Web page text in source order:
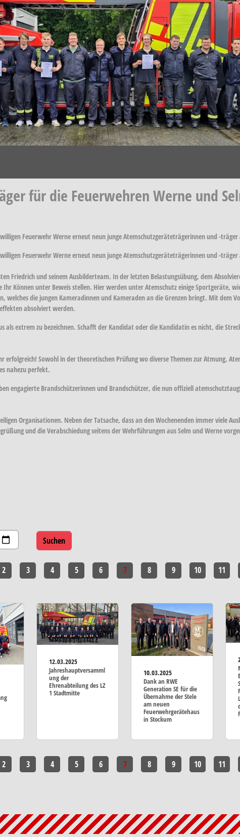
für die Feuerwehren Werne und
Feuerwehr Werne erneut neun junge Atemschutzgeräteträgerinnen und -
Feuerwehr Werne erneut neun junge Atemschutzgeräteträgerinnen und -träger
Friedrich und seinem Ausbilderteam. In der letzten Belastungsübung, dem
Können unter Beweis stellen. Hier werden unter Atemschutz einige Sportgeräte,
welches die jungen Kameradinnen und Kameraden an die Grenzen bringt. Mit dem
absolviert werden.
als extrem zu bezeichnen. Schafft der Kandidat oder die Kandidatin es nicht, die
erfolgreich! Sowohl in der theoretischen Prüfung wo diverse Themen zur Atmung,
nahezu perfekt.
engagierte Brandschützerinnen und Brandschützer, die nun offiziell
Organisationen. Neben der Tatsache, dass an den Wochenenden immer viele
und die Verabschiedung seitens der Wehrführungen aus Selm und Werne
2 3 4 5 6 7 8 9 10 11
12.03.2025
Jahreshauptversamml
ung der
Ehrenabteilung des LZ
1 Stadtmitte
10.03.2025
Dank an RWE
Generation SE für die
Übernahme der Stele
am neuen
Feuerwehrgerätehaus
in Stockum
2 3 4 5 6 7 8 9 10 11